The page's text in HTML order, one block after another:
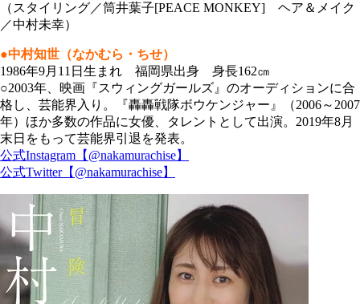
（スタイリング／筒井葉子[PEACE MONKEY] ヘア＆メイク
／中村未幸）
●中村知世（なかむら・ちせ）
1986年9月11日生まれ 福岡県出身 身長162㎝
○2003年、映画『スウィングガールズ』のオーディションに合
格し、芸能界入り。『轟轟戦隊ボウケンジャー』（2006～2007
年）ほか多数の作品に女優、タレントとして出演。2019年8月
末日をもって芸能界引退を発表。
公式Instagram【@nakamurachise】
公式Twitter【@nakamurachise】